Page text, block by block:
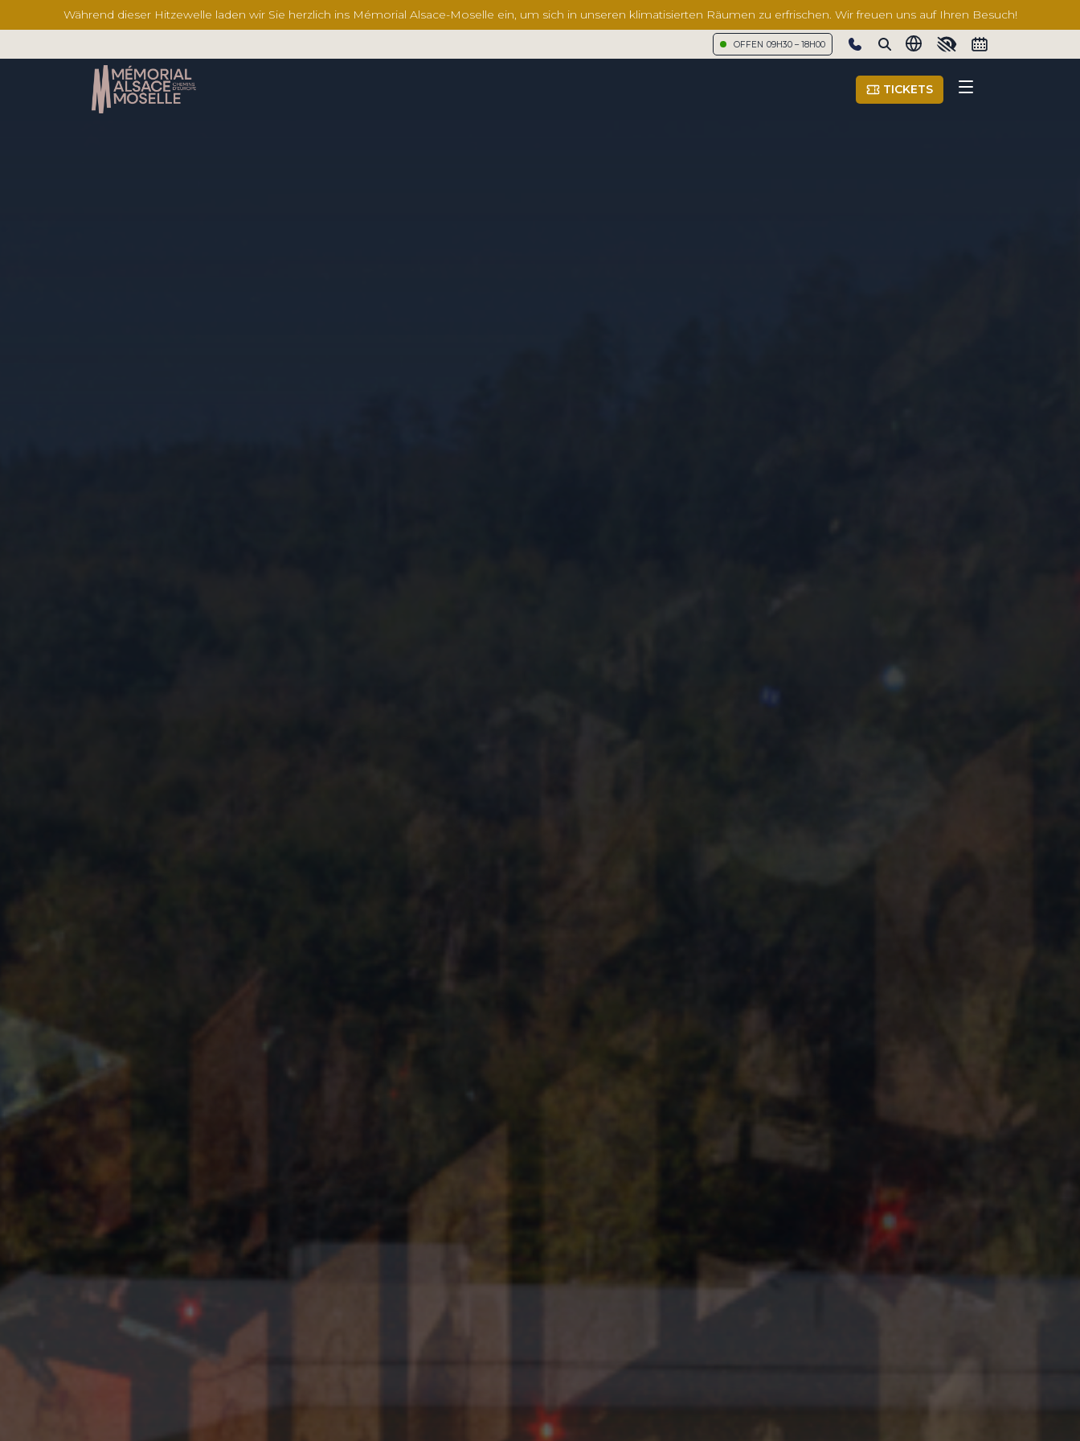
Während dieser Hitzewelle laden wir Sie herzlich ins Mémorial Alsace-Moselle ein, um sich in unseren klimatisierten Räumen zu erfrischen. Wir freuen uns auf Ihren Besuch!
OFFEN 09H30 – 18H00
Show phone number
TICKETS